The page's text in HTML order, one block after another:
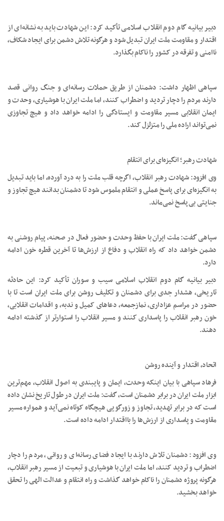
دبیر بیانیه گام دوم انقلاب اسلامی تأکید کرد: این شهادت باید به نشانه‌ای از
اقتدار و مقاومت ملت ایران تبدیل شود و هرگونه تلاش دشمن برای ایجاد شکاف،
ناامنی و تفرقه در کشور را ناکام بگذارد.
سپاهی اظهار داشت: دشمنان از طریق حملات رسانه‌ای و جنگ روانی قصد
دارند مردم را دچار تردید و اضطراب کنند، اما ملت ایران با هوشیاری، وحدت و
ایمان انقلابی مسیر مقاومت و ایستادگی را ادامه خواهد داد و هیچ تجاوزی
نمی‌تواند اراده ملی را متزلزل کند.
شهادت رهبر؛ انگیزه‌ای برای انتقام
وی افزود: شهادت رهبر انقلاب، اگرچه قلب ملت را به درد آورده، اما باید تبدیل
به انگیزه‌ای برای پاسخ عملی و انتقام ملموس شود تا دشمنان بدانند هیچ تجاوز و
جنایتی بی‌پاسخ نمی‌ماند.
سپاهی گفت: ملت ایران با حفظ وحدت و حضور فعال در صحنه، پیام روشنی به
دشمن خواهد داد که راه انقلاب و دفاع از ارزش‌ها تا آخرین قطره خون ادامه
دارد.
دبیر بیانیه گام دوم انقلاب اسلامی سیب و سوران تأکید کرد: این حادثه
تاریخی، هشدار جدی برای دشمنان و تکلیف روشن برای ملت ایران است تا با
حضور در مراسم عزاداری، نمازجمعه، دعاهای کمیل و ندبه، و اقدامات انقلابی،
خون رهبر انقلاب را پاسداری کنند و مسیر انقلاب را استوارتر از گذشته ادامه
دهند.
اتحاد، اقتدار و آینده روشن
فرهاد سپاهی با بیان اینکه وحدت، ایمان و پایبندی به اصول انقلاب، مهم‌ترین
ابزار ملت ایران در برابر دشمنان است، گفت: ملت ایران در طول تاریخ نشان داده
است که در برابر تهدید، تجاوز و زورگویی هیچگاه کوتاه نمی‌آید و همواره مسیر
مقاومت و پاسداری از ارزش‌ها را بااقتدار ادامه داده است.
وی افزود: دشمنان تلاش دارند با ایجاد فضای رسانه‌ای و روانی، مردم را دچار
اضطراب و تردید کنند، اما ملت ایران با هوشیاری و تبعیت از مسیر رهبر انقلاب،
هرگونه پروژه دشمنان را ناکام خواهد گذاشت و راه انتقام و عدالت الهی را تحقق
خواهد بخشید.